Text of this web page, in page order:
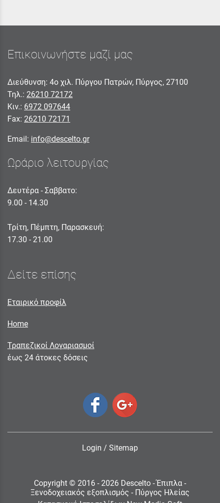
Επικοινωνήστε μαζί μας
Διεύθυνση: 4ο χιλ. Πύργου Πατρών, Πύργος, 27100
Τηλ.: 26210 72172
Κιν.: 6972 097644
Fax: 26210 72171
Email: info@descelto.gr
Ωράριο λειτουργίας
Δευτέρα - Σαββατο:
9.00 - 14.30
Τρίτη, Πέμπτη, Παρασκευή:
17.30 - 21.00
Δείτε επίσης
Εταιρικό προφίλ
Home
Τραπεζικοί Λογαριασμοί
έως 24 άτοκες δόσεις
Login / Sitemap
Copyright © 2016 - 2026 Descelto - Έπιπλα -
Ξενοδοχειακός εξοπλισμός - Πύργος Ηλείας